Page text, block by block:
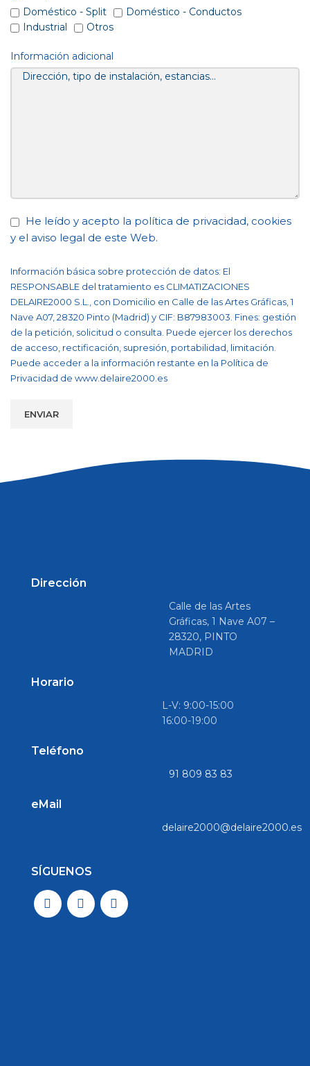
Doméstico - Split
Doméstico - Conductos
Industrial
Otros
Información adicional
He leído y acepto la política de privacidad, cookies
y el aviso legal de este Web.
Información básica sobre protección de datos: El
RESPONSABLE del tratamiento es CLIMATIZACIONES
DELAIRE2000 S.L., con Domicilio en Calle de las Artes Gráficas, 1
Nave A07, 28320 Pinto (Madrid) y CIF: B87983003. Fines: gestión
de la petición, solicitud o consulta. Puede ejercer los derechos
de acceso, rectificación, supresión, portabilidad, limitación.
Puede acceder a la información restante en la Política de
Privacidad de www.delaire2000.es
Dirección
Calle de las Artes
Gráficas, 1 Nave A07 –
28320, PINTO
MADRID
Horario
L-V: 9:00-15:00
16:00-19:00
Teléfono
91 809 83 83
eMail
delaire2000@delaire2000.es
SÍGUENOS